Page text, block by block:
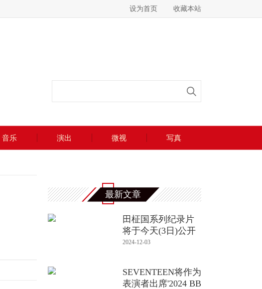
设为首页 收藏本站
音乐 演出 微视 写真
最新文章
田柾国系列纪录片
将于今天(3日)公开
2024-12-03
SEVENTEEN将作为
表演者出席'2024 BB